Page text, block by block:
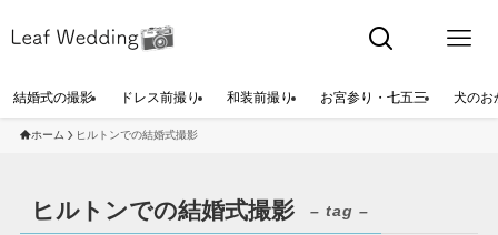
結婚式の撮影 ドレス前撮り 和装前撮り お宮参り・七五三 犬のお
ホーム ヒルトンでの結婚式撮影
ヒルトンでの結婚式撮影 – tag –